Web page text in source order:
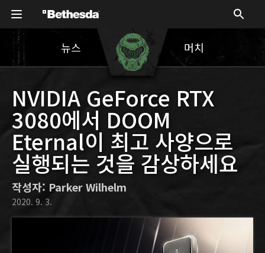
뉴스 머치
NVIDIA GeForce RTX
3080에서 DOOM
Eternal이 최고 사양으로
실행되는 것을 감상하세요
작성자: Parker Wilhelm
2020. 9. 3.